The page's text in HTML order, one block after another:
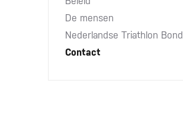
De mensen
Nederlandse Triathlon Bond
Contact